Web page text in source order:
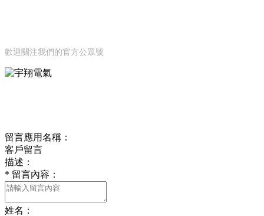
歡迎關注我們的官方公眾號
留言應用名稱：
客戶留言
描述：
* 留言內容：
姓名：